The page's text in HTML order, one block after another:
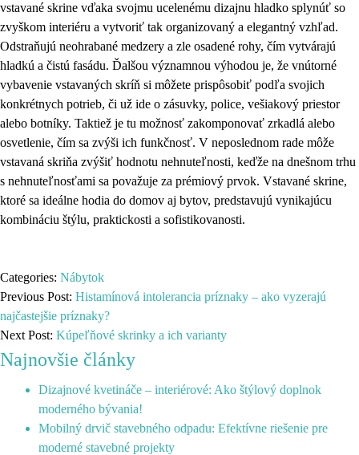
vstavané skrine vďaka svojmu ucelenému dizajnu hladko splynúť so
zvyškom interiéru a vytvoriť tak organizovaný a elegantný vzhľad.
Odstraňujú neohrabané medzery a zle osadené rohy, čím vytvárajú
hladkú a čistú fasádu. Ďalšou významnou výhodou je, že vnútorné
vybavenie vstavaných skríň si môžete prispôsobiť podľa svojich
konkrétnych potrieb, či už ide o zásuvky, police, vešiakový priestor
alebo botníky. Taktiež je tu možnosť zakomponovať zrkadlá alebo
osvetlenie, čím sa zvýši ich funkčnosť. V neposlednom rade môže
vstavaná skriňa zvýšiť hodnotu nehnuteľnosti, keďže na dnešnom trhu
s nehnuteľnosťami sa považuje za prémiový prvok. Vstavané skrine,
ktoré sa ideálne hodia do domov aj bytov, predstavujú vynikajúcu
kombináciu štýlu, praktickosti a sofistikovanosti.
Categories: Nábytok
Previous Post: Histamínová intolerancia príznaky – ako vyzerajú
najčastejšie príznaky?
Next Post: Kúpeľňové skrinky a ich varianty
Najnovšie články
Dizajnové kvetináče – interiérové: Ako štýlový doplnok
moderného bývania!
Mobilný drvič stavebného odpadu: Efektívne riešenie pre
moderné stavebné projekty